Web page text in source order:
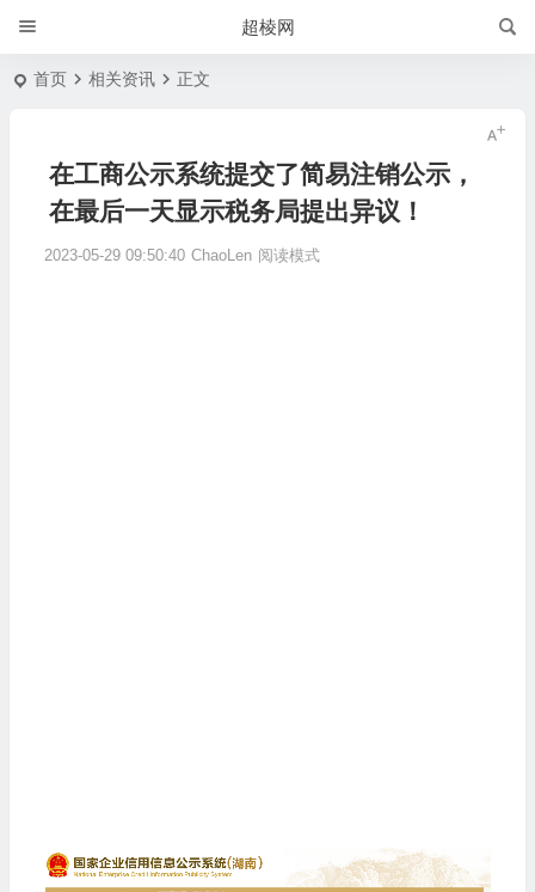
超棱网
首页 相关资讯 正文
在工商公示系统提交了简易注销公示，
在最后一天显示税务局提出异议！
2023-05-29 09:50:40 ChaoLen 阅读模式